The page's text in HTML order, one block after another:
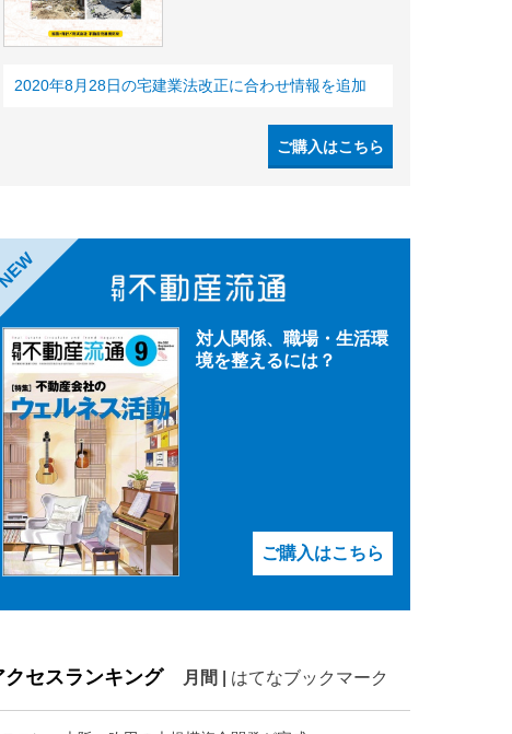
2020年8月28日の宅建業法改正に合わせ情報を追加
ご購入はこちら
対人関係、職場・生活環
境を整えるには？
ご購入はこちら
クセスランキング 月間 はてなブックマーク